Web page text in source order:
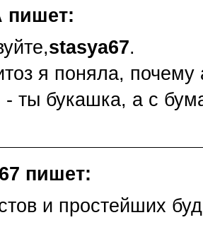
stasya67.
я поняла,
ты букашка, а с
пишет:
и простейших